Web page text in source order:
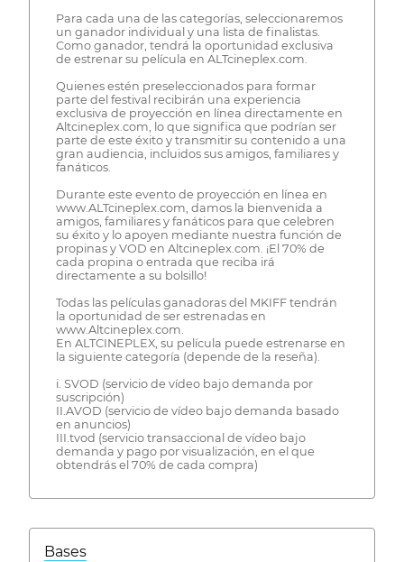
Para cada una de las categorías, seleccionaremos
un ganador individual y una lista de finalistas.
Como ganador, tendrá la oportunidad exclusiva
de estrenar su película en ALTcineplex.com.
Quienes estén preseleccionados para formar
parte del festival recibirán una experiencia
exclusiva de proyección en línea directamente en
Altcineplex.com, lo que significa que podrían ser
parte de este éxito y transmitir su contenido a una
gran audiencia, incluidos sus amigos, familiares y
fanáticos.
Durante este evento de proyección en línea en
www.ALTcineplex.com, damos la bienvenida a
amigos, familiares y fanáticos para que celebren
su éxito y lo apoyen mediante nuestra función de
propinas y VOD en Altcineplex.com. ¡El 70% de
cada propina o entrada que reciba irá
directamente a su bolsillo!
Todas las películas ganadoras del MKIFF tendrán
la oportunidad de ser estrenadas en
www.Altcineplex.com.
En ALTCINEPLEX, su película puede estrenarse en
la siguiente categoría (depende de la reseña).
i. SVOD (servicio de vídeo bajo demanda por
suscripción)
II.AVOD (servicio de vídeo bajo demanda basado
en anuncios)
III.tvod (servicio transaccional de vídeo bajo
demanda y pago por visualización, en el que
obtendrás el 70% de cada compra)
Bases